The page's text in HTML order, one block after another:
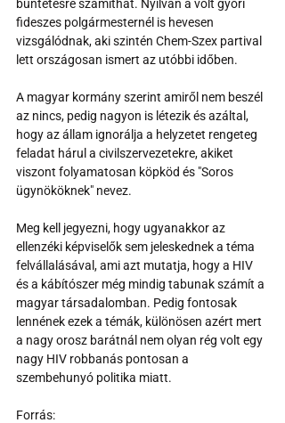
bűntetésre számíthat. Nyílván a volt győri
fideszes polgármesternél is hevesen
vizsgálódnak, aki szintén Chem-Szex partival
lett országosan ismert az utóbbi időben.
A magyar kormány szerint amiről nem beszél
az nincs, pedig nagyon is létezik és azáltal,
hogy az állam ignorálja a helyzetet rengeteg
feladat hárul a civilszervezetekre, akiket
viszont folyamatosan köpköd és "Soros
ügynököknek" nevez.
Meg kell jegyezni, hogy ugyanakkor az
ellenzéki képviselők sem jeleskednek a téma
felvállalásával, ami azt mutatja, hogy a HIV
és a kábítószer még mindig tabunak számít a
magyar társadalomban. Pedig fontosak
lennének ezek a témák, különösen azért mert
a nagy orosz barátnál nem olyan rég volt egy
nagy HIV robbanás pontosan a
szembehunyó politika miatt.
Forrás: